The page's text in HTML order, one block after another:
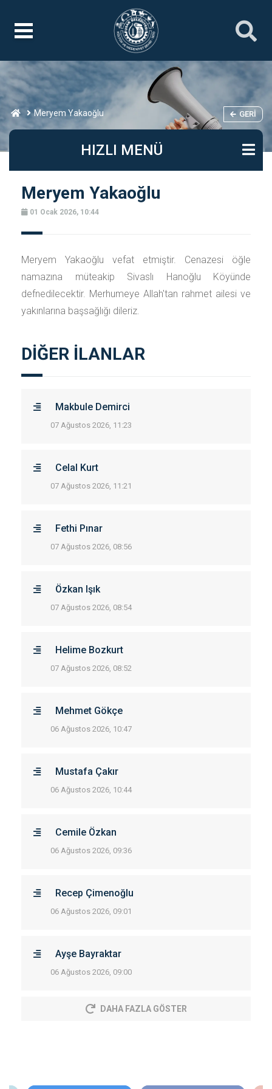
Meryem Yakaoğlu GERI
HIZLI MENÜ
Meryem Yakaoğlu
01 Ocak 2026, 10:44
Meryem Yakaoğlu vefat etmiştir. Cenazesi öğle
namazına müteakip Sivaslı Hanoğlu Köyünde
defnedilecektir. Merhumeye Allah'tan rahmet ailesi ve
yakınlarına başsağlığı dileriz.
DİĞER İLANLAR
Makbule Demirci
07 Ağustos 2026, 11:23
Celal Kurt
07 Ağustos 2026, 11:21
Fethi Pınar
07 Ağustos 2026, 08:56
Özkan Işık
07 Ağustos 2026, 08:54
Helime Bozkurt
07 Ağustos 2026, 08:52
Mehmet Gökçe
06 Ağustos 2026, 10:47
Mustafa Çakır
06 Ağustos 2026, 10:44
Cemile Özkan
06 Ağustos 2026, 09:36
Recep Çimenoğlu
06 Ağustos 2026, 09:01
Ayşe Bayraktar
06 Ağustos 2026, 09:00
DAHA FAZLA GÖSTER